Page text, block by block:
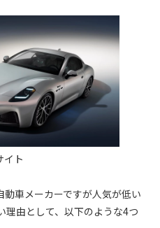
イト
車メーカーですが人気が低い
理由として、以下のような4つ